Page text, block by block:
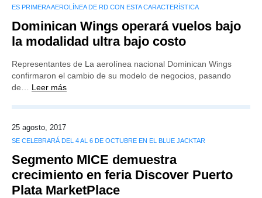
ES PRIMERA AEROLÍNEA DE RD CON ESTA CARACTERÍSTICA
Dominican Wings operará vuelos bajo
la modalidad ultra bajo costo
Representantes de La aerolínea nacional Dominican Wings
confirmaron el cambio de su modelo de negocios, pasando
de… Leer más
25 agosto, 2017
SE CELEBRARÁ DEL 4 AL 6 DE OCTUBRE EN EL BLUE JACKTAR
Segmento MICE demuestra
crecimiento en feria Discover Puerto
Plata MarketPlace